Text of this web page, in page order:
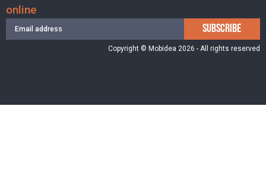
online
SUBSCRIBE
Copyright © Mobidea 2026 - All rights reserved